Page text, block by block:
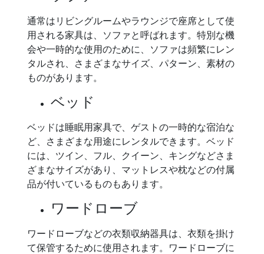
通常はリビングルームやラウンジで座席として使
用される家具は、ソファと呼ばれます。特別な機
会や一時的な使用のために、ソファは頻繁にレン
タルされ、さまざまなサイズ、パターン、素材の
ものがあります。
ベッド
ベッドは睡眠用家具で、ゲストの一時的な宿泊な
ど、さまざまな用途にレンタルできます。ベッド
には、ツイン、フル、クイーン、キングなどさま
ざまなサイズがあり、マットレスや枕などの付属
品が付いているものもあります。
ワードローブ
ワードローブなどの衣類収納器具は、衣類を掛け
て保管するために使用されます。ワードローブに